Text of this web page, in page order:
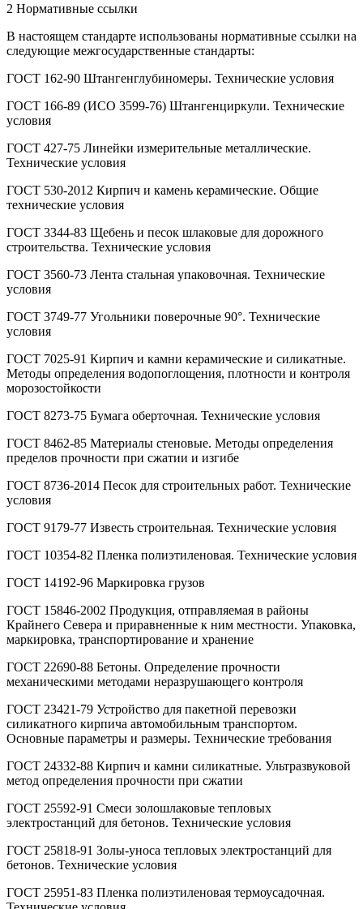
2 Нормативные ссылки
В настоящем стандарте использованы нормативные ссылки на
следующие межгосударственные стандарты:
ГОСТ 162-90 Штангенглубиномеры. Технические условия
ГОСТ 166-89 (ИСО 3599-76) Штангенциркули. Технические
условия
ГОСТ 427-75 Линейки измерительные металлические.
Технические условия
ГОСТ 530-2012 Кирпич и камень керамические. Общие
технические условия
ГОСТ 3344-83 Щебень и песок шлаковые для дорожного
строительства. Технические условия
ГОСТ 3560-73 Лента стальная упаковочная. Технические
условия
ГОСТ 3749-77 Угольники поверочные 90°. Технические
условия
ГОСТ 7025-91 Кирпич и камни керамические и силикатные.
Методы определения водопоглощения, плотности и контроля
морозостойкости
ГОСТ 8273-75 Бумага оберточная. Технические условия
ГОСТ 8462-85 Материалы стеновые. Методы определения
пределов прочности при сжатии и изгибе
ГОСТ 8736-2014 Песок для строительных работ. Технические
условия
ГОСТ 9179-77 Известь строительная. Технические условия
ГОСТ 10354-82 Пленка полиэтиленовая. Технические условия
ГОСТ 14192-96 Маркировка грузов
ГОСТ 15846-2002 Продукция, отправляемая в районы
Крайнего Севера и приравненные к ним местности. Упаковка,
маркировка, транспортирование и хранение
ГОСТ 22690-88 Бетоны. Определение прочности
механическими методами неразрушающего контроля
ГОСТ 23421-79 Устройство для пакетной перевозки
силикатного кирпича автомобильным транспортом.
Основные параметры и размеры. Технические требования
ГОСТ 24332-88 Кирпич и камни силикатные. Ультразвуковой
метод определения прочности при сжатии
ГОСТ 25592-91 Смеси золошлаковые тепловых
электростанций для бетонов. Технические условия
ГОСТ 25818-91 Золы-уноса тепловых электростанций для
бетонов. Технические условия
ГОСТ 25951-83 Пленка полиэтиленовая термоусадочная.